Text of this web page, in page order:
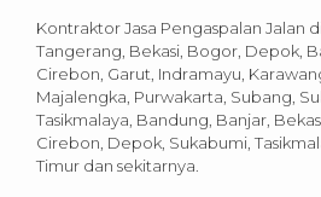
Kontraktor Jasa Pengaspalan Jalan
Tangerang, Bekasi, Bogor, Depok, Bandung, Ciamis, Cianjur,
Cirebon, Garut, Indramayu, Karawang, Kuningan,
Majalengka, Purwakarta, Subang, Sukabumi,
Tasikmalaya, Bandung, Banjar,
Cirebon, Depok, Sukabumi, Tasikmalaya, Jawa Tengah, Jawa
Timur dan sekitarnya.